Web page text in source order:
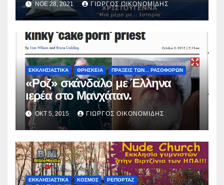
ΝΟΈ 28, 2021 ΓΙΏΡΓΟΣ ΟΙΚΟΝΟΜΊΔΗΣ
ΕΚΚΛΗΣΙΑΣΤΙΚΑ ΘΡΗΣΚΕΙΑ ΠΡΑΞΕΙΣ ΤΩΝ... ΡΑΣΟΦΟΡΩΝ
«Ροζ» σκάνδαλο με Έλληνα
ιερέα στο Μανχάταν.
ΟΚΤ 5, 2015 ΓΙΏΡΓΟΣ ΟΙΚΟΝΟΜΊΔΗΣ
ΕΚΚΛΗΣΙΑΣΤΙΚΑ ΚΟΣΜΟΣ ΡΕΠΟΡΤΑΖ